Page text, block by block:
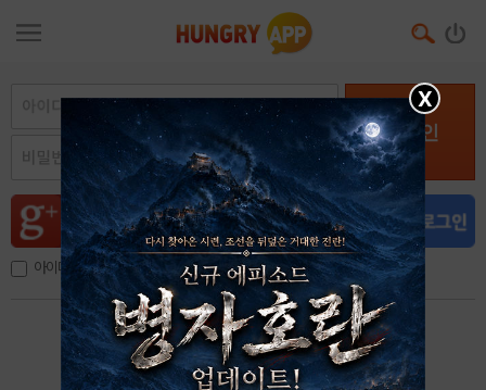
로그인
아이디, 이메일 저장
아이디 / 비밀번호 찾기 회원가입
X